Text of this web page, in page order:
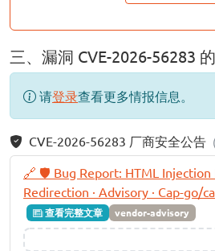
三、漏洞 CVE-2026-56283
请登录查看更多情报信息。
CVE-2026-56283 厂商安全公告
🔗 🛡️ Bug Report: HTML Injection
Redirection · Advisory · Cap-go/
查看完整文章 vendor-advisory